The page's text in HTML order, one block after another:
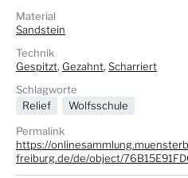
Material
Sandstein
Technik
Gespitzt, Gezahnt, Scharriert
Schlagworte
Relief
Wolfsschule
Permalink
https://
freiburg.de/de/object/